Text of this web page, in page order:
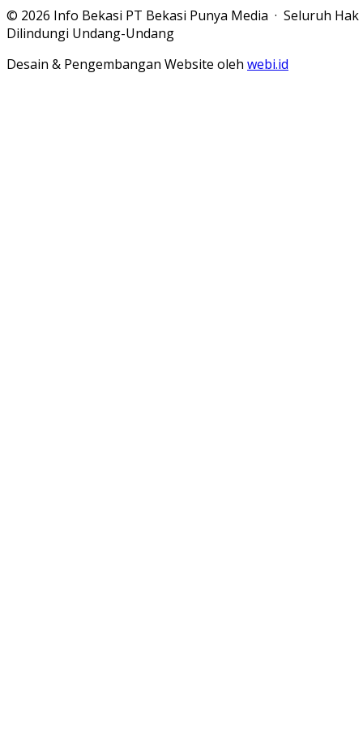
© 2026 Info Bekasi PT Bekasi Punya Media · Seluruh Hak
Dilindungi Undang-Undang
Desain & Pengembangan Website oleh webi.id